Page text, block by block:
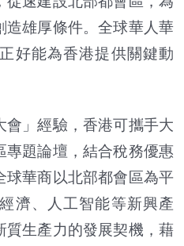
造雄厚條件。全球華人華
好能為香港提供關鍵動
」經驗，香港可攜手大
專題論壇，結合稅務優惠
球華商以北部都會區為平
濟、人工智能等新興產
質生產力的發展契機，藉